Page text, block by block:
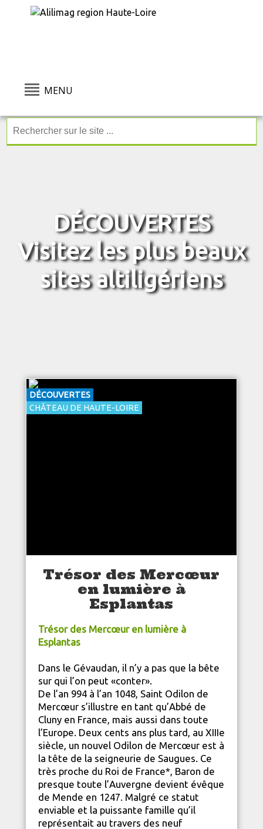
MENU
DÉCOUVERTES
Visitez les plus beaux
sites altiligériens
DÉCOUVERTES
CHÂTEAU DE HAUTE-LOIRE
Trésor des Mercœur
en lumière à
Esplantas
Trésor des Mercœur en lumière à
Esplantas
Dans le Gévaudan, il n’y a pas que la bête
sur qui l’on peut «conter».
De l’an 994 à l’an 1048, Saint Odilon de
Mercœur s’illustre en tant qu’Abbé de
Cluny en France, mais aussi dans toute
l’Europe. Deux cents ans plus tard, au XIIIe
siècle, un nouvel Odilon de Mercœur est à
la tête de la seigneurie de Saugues. Ce
très proche du Roi de France*, Baron de
presque toute l’Auvergne devient évêque
de Mende en 1247. Malgré ce statut
enviable et la puissante famille qu’il
représentait au travers des neuf